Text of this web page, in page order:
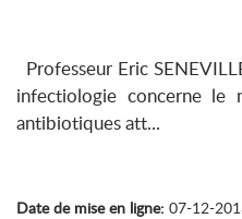
Professeur Eric
infectiologie concerne le
antibiotiques att...
Date de mise en ligne: 07-12-